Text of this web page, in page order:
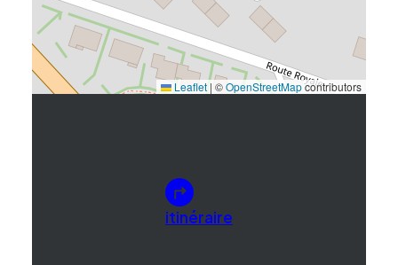
Leaflet | ©OpenStreetMapcontributors
itinéraire